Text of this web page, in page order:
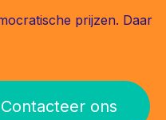
prijzen. Daar
Contacteer ons